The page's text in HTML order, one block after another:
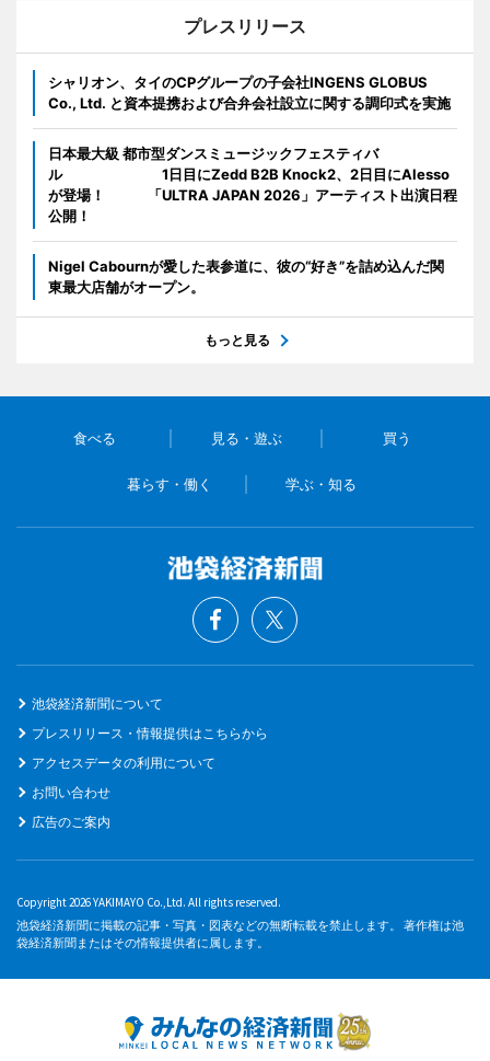
プレスリリース
シャリオン、タイのCPグループの子会社INGENS GLOBUS
Co., Ltd. と資本提携および合弁会社設立に関する調印式を実施
日本最大級 都市型ダンスミュージックフェスティバ
ル 1日目にZedd B2B Knock2、2日目にAlesso
が登場！ 「ULTRA JAPAN 2026」アーティスト出演日程
公開！
Nigel Cabournが愛した表参道に、彼の“好き”を詰め込んだ関
東最大店舗がオープン。
もっと見る
食べる 見る・遊ぶ 買う
暮らす・働く 学ぶ・知る
池袋経済新聞について
プレスリリース・情報提供はこちらから
アクセスデータの利用について
お問い合わせ
広告のご案内
Copyright 2026 YAKIMAYO Co.,Ltd. All rights reserved.
池袋経済新聞に掲載の記事・写真・図表などの無断転載を禁止します。 著作権は池
袋経済新聞またはその情報提供者に属します。